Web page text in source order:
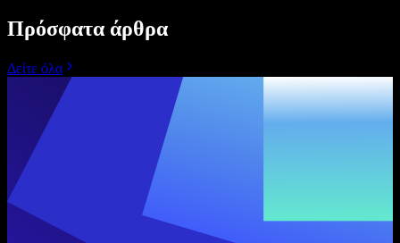
Πρόσφατα άρθρα
Δείτε όλα